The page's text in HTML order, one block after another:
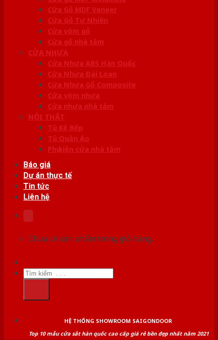
Cửa Gỗ MDF Veneer
Cửa Gỗ Tự Nhiên
Cửa vòm gỗ
Cửa gỗ nhà tắm
CỬA NHỰA
Cửa Nhựa ABS Hàn Quốc
Cửa Nhựa Đài Loan
Cửa Nhựa Gỗ Composite
Cửa vòm nhựa
Cửa nhựa nhà tắm
NỘI THẤT
Tủ Kệ Bếp
Tủ Quần Áo
Phụ kiện cửa nhà tắm
Báo giá
Dự án thực tế
Tin tức
Liên hệ
Chưa có sản phẩm trong giỏ hàng.
Tìm
kiếm:
HỆ THỐNG SHOWROOM SAIGONDOOR
Top 10 mẫu cửa sắt hàn quốc cao cấp giá rẻ bền đẹp nhất năm 2021